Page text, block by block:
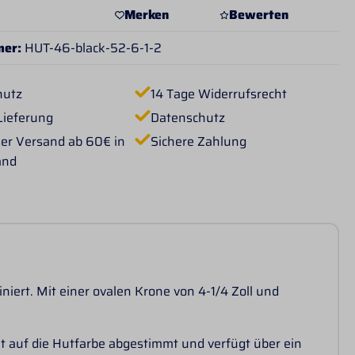
Merken
Bewerten
HUT-46-black-52-6-1-2
14 Tage Widerrufsrecht
Datenschutz
Versand ab 60€ in
Sichere Zahlung
Mit einer ovalen Krone von 4-1/4 Zoll und
auf die Hutfarbe abgestimmt und verfügt über ein